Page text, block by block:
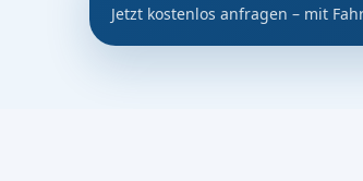
Jetzt kostenlos anfragen – mit